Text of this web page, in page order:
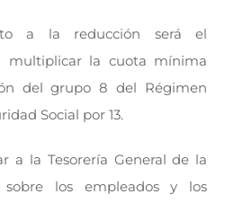
a la reducción será el
multiplicar la cuota mínima
del grupo 8 del Régimen
Social por 13.
a la Tesorería General de la
sobre los empleados y los